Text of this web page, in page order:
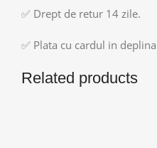
✅ Drept de retur 14 zile.
✅ Plata cu cardul in
Related products